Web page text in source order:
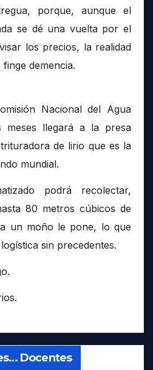
porque, aunque el
se dé una vuelta por el
los precios, la realidad
demencia.
Nacional del Agua
meses llegará a la presa
de lirio que es la
mundial.
podrá recolectar,
80 metros cúbicos de
un moño le pone, lo que
sin precedentes.
Docentes